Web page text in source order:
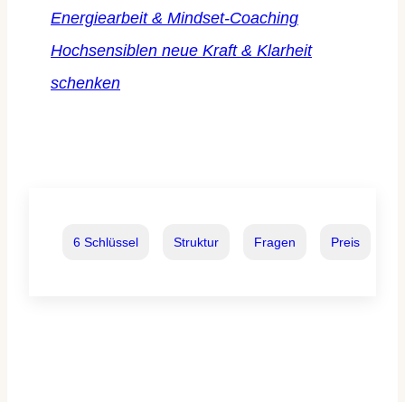
Energiearbeit & Mindset-Coaching
Hochsensiblen neue Kraft & Klarheit
schenken
6 Schlüssel Struktur Fragen Preis